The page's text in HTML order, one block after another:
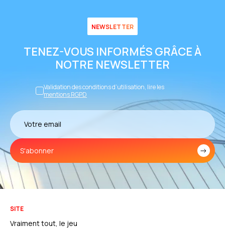
NEWSLETTER
TENEZ-VOUS INFORMÉS GRÂCE À
NOTRE NEWSLETTER
Validation des conditions d’utilisation, lire les
mentions RGPD
S'abonner
SITE
Vraiment tout, le jeu